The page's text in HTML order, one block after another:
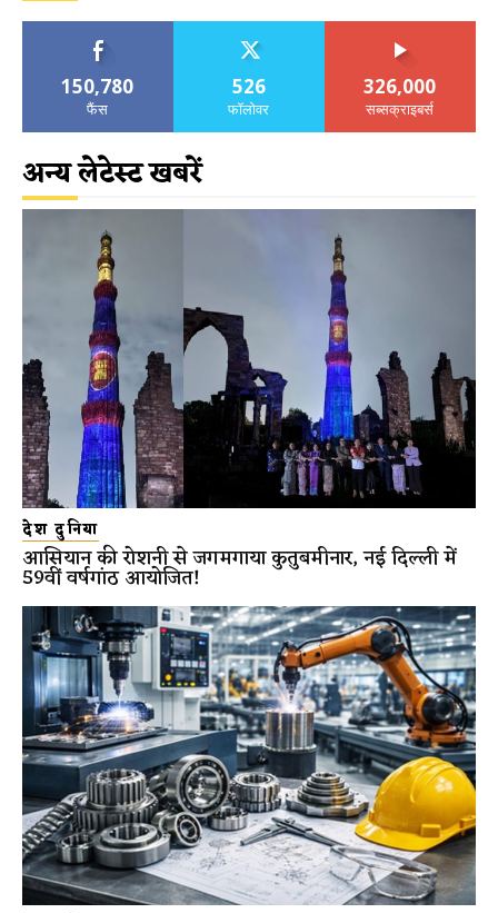
150,780
फैंस
526
फॉलोवर
326,000
सब्सक्राइबर्स
अन्य लेटेस्ट खबरें
देश दुनिया
आसियान की रोशनी से जगमगाया कुतुबमीनार, नई दिल्ली में
59वीं वर्षगांठ आयोजित!